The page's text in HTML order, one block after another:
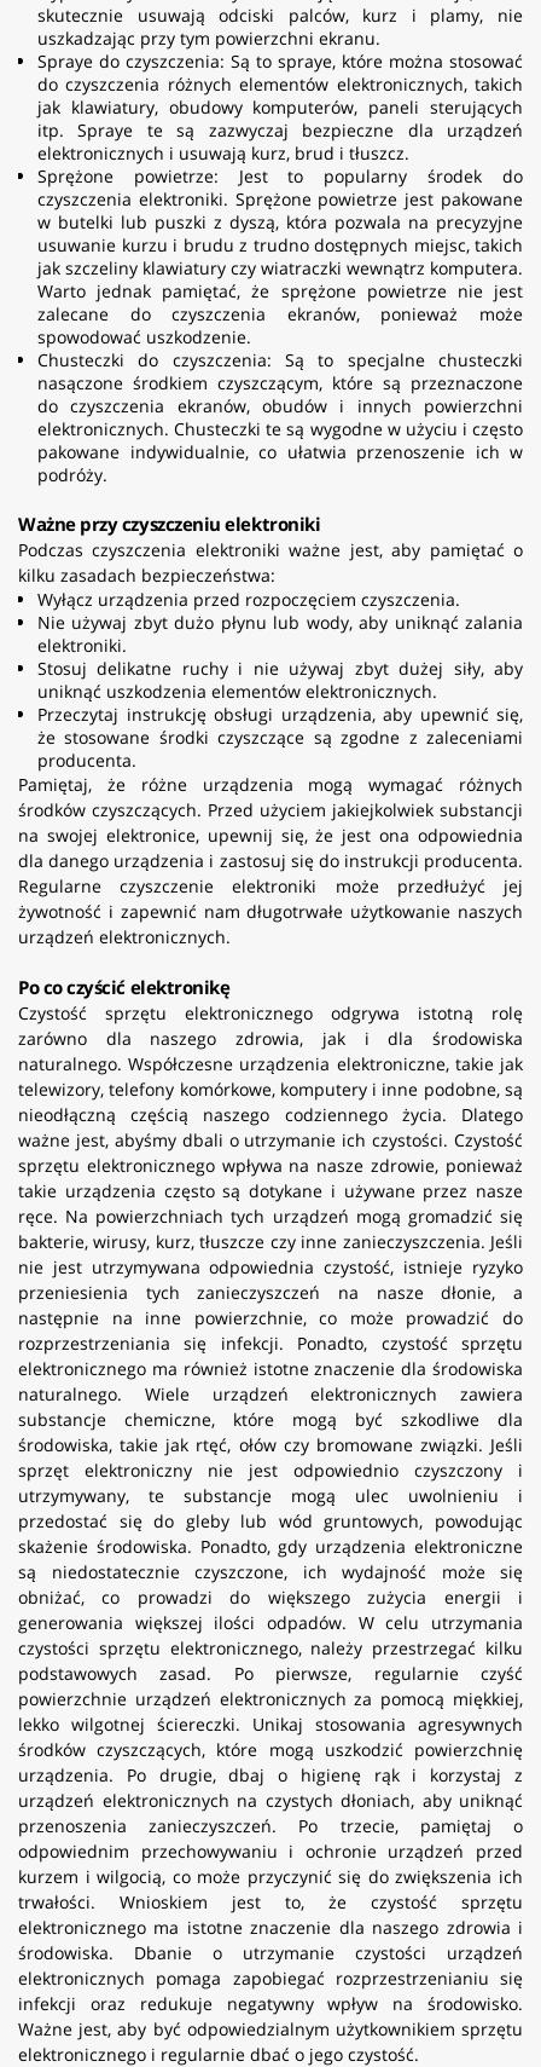
skutecznie usuwają odciski palców, kurz i plamy, nie
uszkadzając przy tym powierzchni ekranu.
Spraye do czyszczenia: Są to spraye, które można stosować
do czyszczenia różnych elementów elektronicznych, takich
jak klawiatury, obudowy komputerów, paneli sterujących
itp. Spraye te są zazwyczaj bezpieczne dla urządzeń
elektronicznych i usuwają kurz, brud i tłuszcz.
Sprężone powietrze: Jest to popularny środek do
czyszczenia elektroniki. Sprężone powietrze jest pakowane
w butelki lub puszki z dyszą, która pozwala na precyzyjne
usuwanie kurzu i brudu z trudno dostępnych miejsc, takich
jak szczeliny klawiatury czy wiatraczki wewnątrz komputera.
Warto jednak pamiętać, że sprężone powietrze nie jest
zalecane do czyszczenia ekranów, ponieważ może
spowodować uszkodzenie.
Chusteczki do czyszczenia: Są to specjalne chusteczki
nasączone środkiem czyszczącym, które są przeznaczone
do czyszczenia ekranów, obudów i innych powierzchni
elektronicznych. Chusteczki te są wygodne w użyciu i często
pakowane indywidualnie, co ułatwia przenoszenie ich w
podróży.
Ważne przy czyszczeniu elektroniki
Podczas czyszczenia elektroniki ważne jest, aby pamiętać o
kilku zasadach bezpieczeństwa:
Wyłącz urządzenia przed rozpoczęciem czyszczenia.
Nie używaj zbyt dużo płynu lub wody, aby uniknąć zalania
elektroniki.
Stosuj delikatne ruchy i nie używaj zbyt dużej siły, aby
uniknąć uszkodzenia elementów elektronicznych.
Przeczytaj instrukcję obsługi urządzenia, aby upewnić się,
że stosowane środki czyszczące są zgodne z zaleceniami
producenta.
Pamiętaj, że różne urządzenia mogą wymagać różnych
środków czyszczących. Przed użyciem jakiejkolwiek substancji
na swojej elektronice, upewnij się, że jest ona odpowiednia
dla danego urządzenia i zastosuj się do instrukcji producenta.
Regularne czyszczenie elektroniki może przedłużyć jej
żywotność i zapewnić nam długotrwałe użytkowanie naszych
urządzeń elektronicznych.
Po co czyścić elektronikę
Czystość sprzętu elektronicznego odgrywa istotną rolę
zarówno dla naszego zdrowia, jak i dla środowiska
naturalnego. Współczesne urządzenia elektroniczne, takie jak
telewizory, telefony komórkowe, komputery i inne podobne, są
nieodłączną częścią naszego codziennego życia. Dlatego
ważne jest, abyśmy dbali o utrzymanie ich czystości. Czystość
sprzętu elektronicznego wpływa na nasze zdrowie, ponieważ
takie urządzenia często są dotykane i używane przez nasze
ręce. Na powierzchniach tych urządzeń mogą gromadzić się
bakterie, wirusy, kurz, tłuszcze czy inne zanieczyszczenia. Jeśli
nie jest utrzymywana odpowiednia czystość, istnieje ryzyko
przeniesienia tych zanieczyszczeń na nasze dłonie, a
następnie na inne powierzchnie, co może prowadzić do
rozprzestrzeniania się infekcji. Ponadto, czystość sprzętu
elektronicznego ma również istotne znaczenie dla środowiska
naturalnego. Wiele urządzeń elektronicznych zawiera
substancje chemiczne, które mogą być szkodliwe dla
środowiska, takie jak rtęć, ołów czy bromowane związki. Jeśli
sprzęt elektroniczny nie jest odpowiednio czyszczony i
utrzymywany, te substancje mogą ulec uwolnieniu i
przedostać się do gleby lub wód gruntowych, powodując
skażenie środowiska. Ponadto, gdy urządzenia elektroniczne
są niedostatecznie czyszczone, ich wydajność może się
obniżać, co prowadzi do większego zużycia energii i
generowania większej ilości odpadów. W celu utrzymania
czystości sprzętu elektronicznego, należy przestrzegać kilku
podstawowych zasad. Po pierwsze, regularnie czyść
powierzchnie urządzeń elektronicznych za pomocą miękkiej,
lekko wilgotnej ściereczki. Unikaj stosowania agresywnych
środków czyszczących, które mogą uszkodzić powierzchnię
urządzenia. Po drugie, dbaj o higienę rąk i korzystaj z
urządzeń elektronicznych na czystych dłoniach, aby uniknąć
przenoszenia zanieczyszczeń. Po trzecie, pamiętaj o
odpowiednim przechowywaniu i ochronie urządzeń przed
kurzem i wilgocią, co może przyczynić się do zwiększenia ich
trwałości. Wnioskiem jest to, że czystość sprzętu
elektronicznego ma istotne znaczenie dla naszego zdrowia i
środowiska. Dbanie o utrzymanie czystości urządzeń
elektronicznych pomaga zapobiegać rozprzestrzenianiu się
infekcji oraz redukuje negatywny wpływ na środowisko.
Ważne jest, aby być odpowiedzialnym użytkownikiem sprzętu
elektronicznego i regularnie dbać o jego czystość.